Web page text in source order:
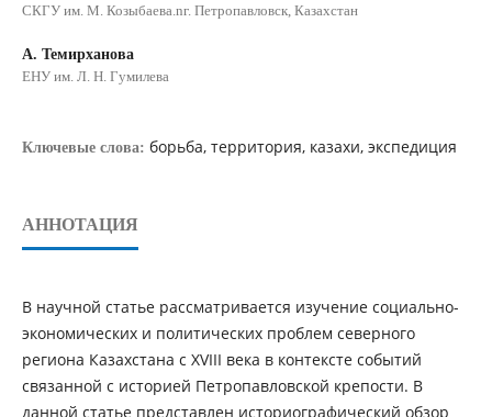
СКГУ им. М. Козыбаева.nг. Петропавловск, Казахстан
А. Темирханова
ЕНУ им. Л. Н. Гумилева
Ключевые слова: борьба, территория, казахи, экспедиция
АННОТАЦИЯ
В научной статье рассматривается изучение социально-
экономических и политических проблем северного
региона Казахстана с XVIII века в контексте событий
связанной с историей Петропавловской крепости. В
данной статье представлен историографический обзор